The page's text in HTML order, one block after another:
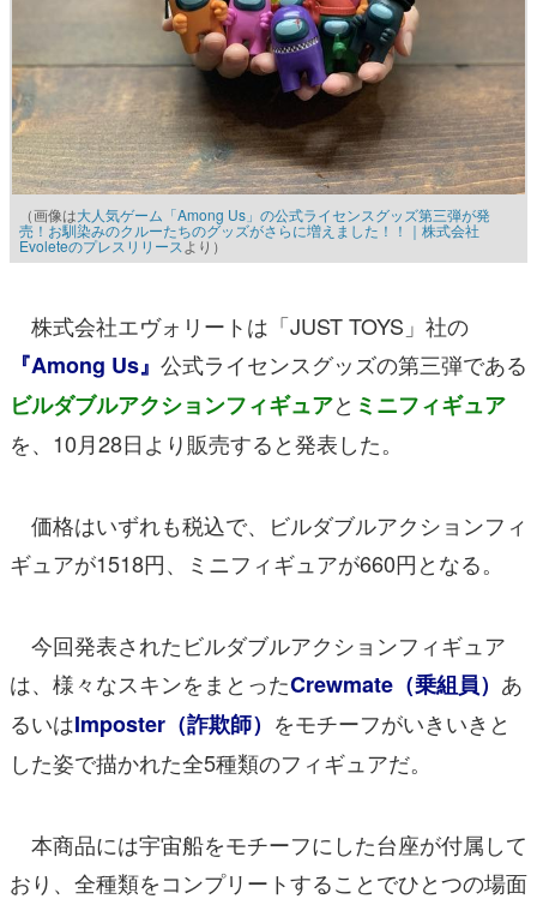
（画像は大人気ゲーム「Among Us」の公式ライセンスグッズ第三弾が発
売！お馴染みのクルーたちのグッズがさらに増えました！！｜株式会社
Evoleteのプレスリリースより）
株式会社エヴォリートは「JUST TOYS」社の
『Among Us』 公式ライセンスグッズの第三弾である
ビルダブルアクションフィギュアと ミニフィギュア
を、10月28日より販売すると発表した。
価格はいずれも税込で、ビルダブルアクションフィ
ギュアが1518円、ミニフィギュアが660円となる。
今回発表されたビルダブルアクションフィギュア
は、様々なスキンをまとったCrewmate（乗組員） あ
るいはImposter（詐欺師） をモチーフがいきいきと
した姿で描かれた全5種類のフィギュアだ。
本商品には宇宙船をモチーフにした台座が付属して
おり、全種類をコンプリートすることでひとつの場面